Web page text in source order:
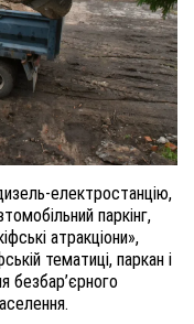
електростанцію,
паркінг,
атракціони»,
тематиці, паркан і
безбар’єрного